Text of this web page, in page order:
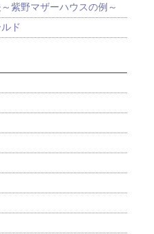
紫野マザーハウスの例～
ド